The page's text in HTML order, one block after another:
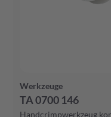
Werkzeuge
TA 0700 146
Handcrimpwerkzeug